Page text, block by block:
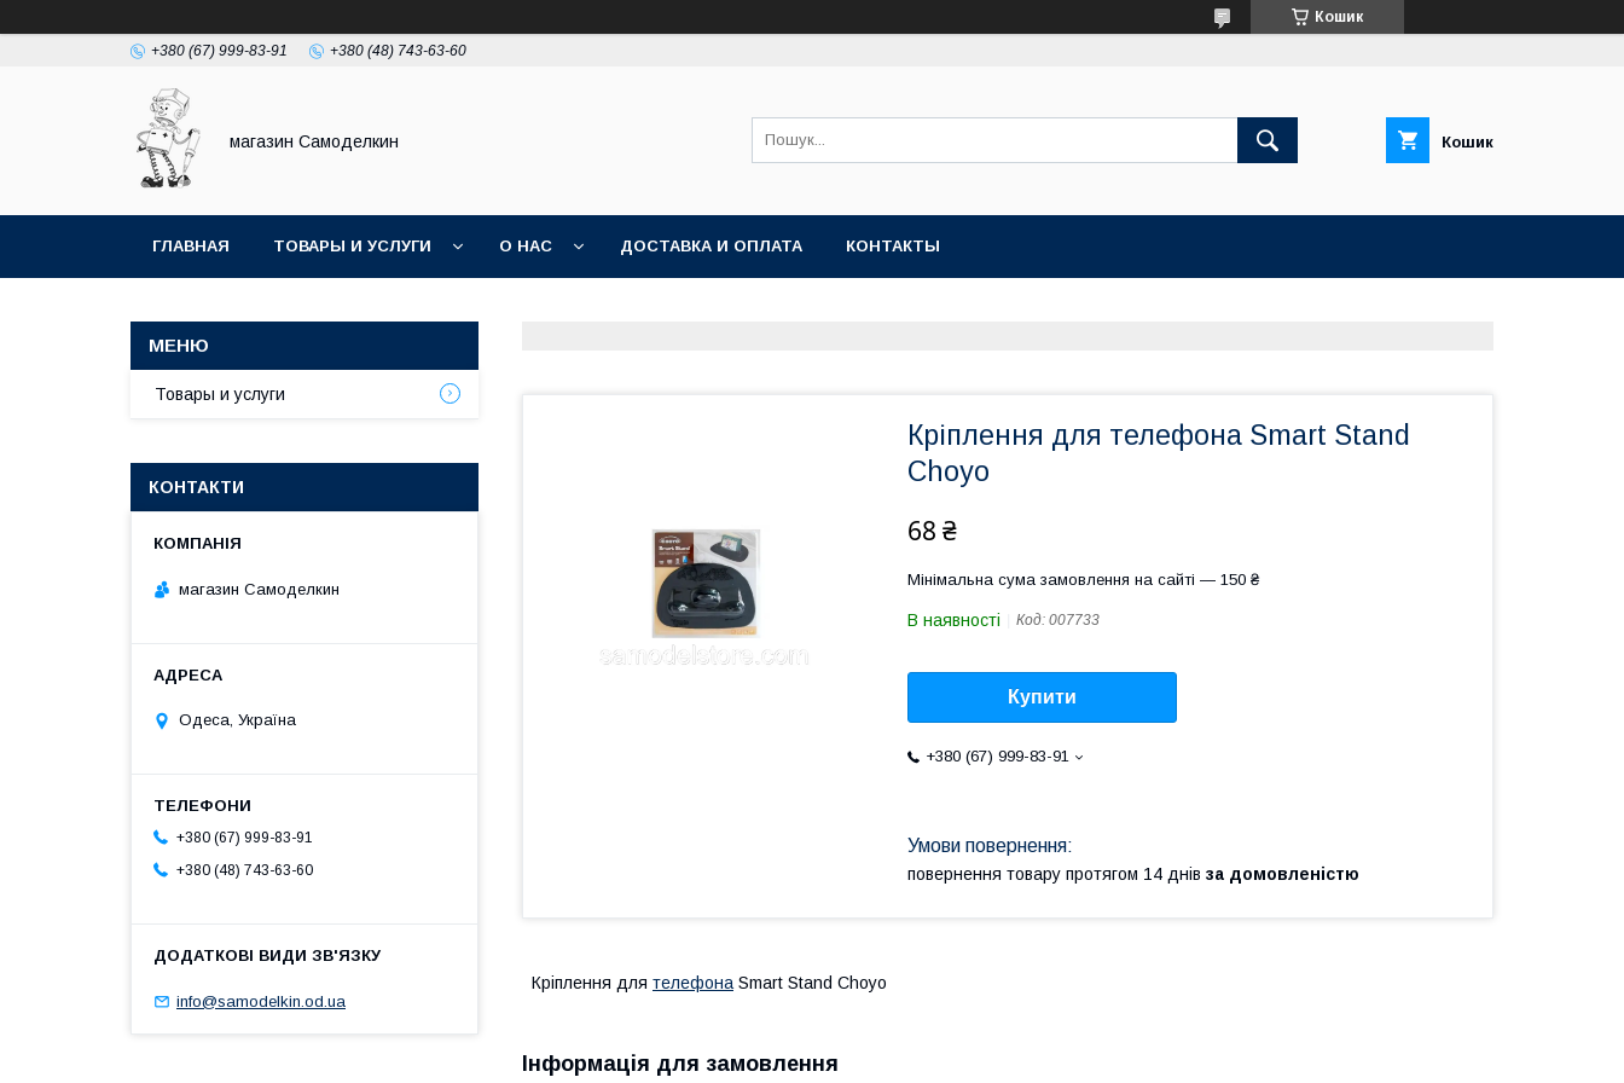
Кошик
+380 (67) 999-83-91 +380 (48) 743-63-60
магазин Самоделкин Кошик
ГЛАВНАЯ ТОВАРЫ И УСЛУГИ О НАС ДОСТАВКА И ОПЛАТА КОНТАКТЫ
Кріплення для телефона Smart Stand
Choyo
68 ₴
Мінімальна сума замовлення на сайті — 150 ₴
В наявності Код: 007733
Купити
+380 (67) 999-83-91
повернення товару протягом 14 днів за домовленістю
Кріплення для телефона Smart Stand Choyo
Інформація для замовлення
Товары и услуги
КОНТАКТИ
магазин Самоделкин
Одеса, Україна
+380 (67) 999-83-91
+380 (48) 743-63-60
info@samodelkin.od.ua